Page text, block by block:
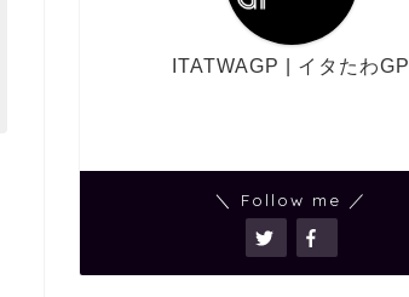
ITATWAGP | イタたわGP
＼ Follow me ／